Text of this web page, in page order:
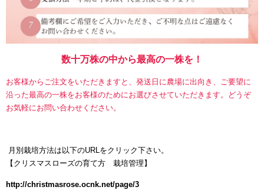
数十万株の中から最高の一株を！
お客様からご注文をいただきますと、発送日に農場に出向き、ご要望に
沿った最高の一株をお客様のためにお選びさせていただきます。どうぞ
お気軽にお問い合わせください。
月別栽培方法は以下のURLをクリック下さい。
【 クリスマスローズの育て方 栽培管理】
http://christmasrose.ocnk.net/page/3